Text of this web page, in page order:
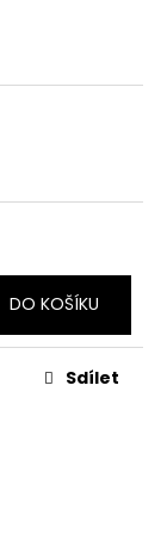
DO KOŠÍKU
Sdílet